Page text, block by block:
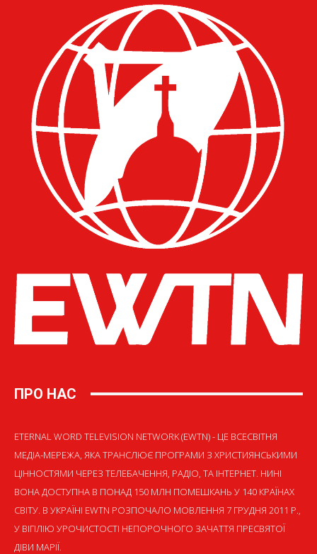
ПРО НАС
ETERNAL WORD TELEVISION NETWORK (EWTN) - ЦЕ ВСЕСВІТНЯ
МЕДІА-МЕРЕЖА, ЯКА ТРАНСЛЮЄ ПРОГРАМИ З ХРИСТИЯНСЬКИМИ
ЦІННОСТЯМИ ЧЕРЕЗ ТЕЛЕБАЧЕННЯ, РАДІО, ТА ІНТЕРНЕТ. НИНІ
ВОНА ДОСТУПНА В ПОНАД 150 МЛН ПОМЕШКАНЬ У 140 КРАЇНАХ
СВІТУ. В УКРАЇНІ EWTN РОЗПОЧАЛО МОВЛЕННЯ 7 ГРУДНЯ 2011 Р.,
У ВІГІЛІЮ УРОЧИСТОСТІ НЕПОРОЧНОГО ЗАЧАТТЯ ПРЕСВЯТОЇ
ДІВИ МАРІЇ.